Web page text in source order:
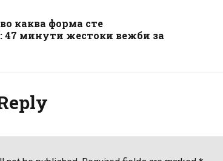
каква форма сте
47 минути жестоки вежби за